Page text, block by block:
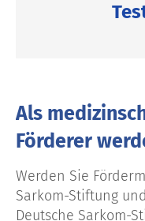
Als
Förderer
Werden Sie
Sarkom-Stiftung
Deutsche Sarkom-